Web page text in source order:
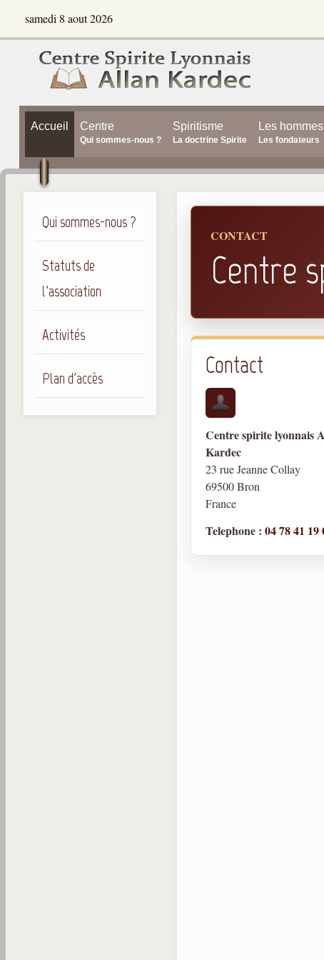
samedi 8 aout 2026
Accueil Centre
Qui sommes-nous ?
Spiritisme
La doctrine Spirite
Les hommes
Les fondateurs
Qui sommes-nous ?
Statuts de
l'association
Activités
Plan d'accès
CONTACT
Centre
Contact
Centre spirite lyonnais
Kardec
23 rue Jeanne Collay
69500 Bron
France
Telephone : 04 78 41 19